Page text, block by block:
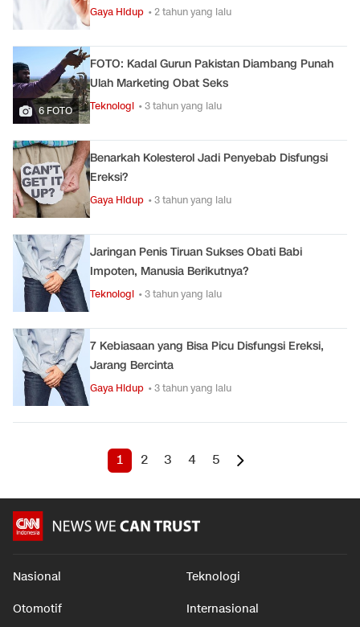
Gaya Hidup • 2 tahun yang lalu
6 FOTO
FOTO: Kadal Gurun Pakistan Diambang Punah
Ulah Marketing Obat Seks
Teknologi • 3 tahun yang lalu
Benarkah Kolesterol Jadi Penyebab Disfungsi
Ereksi?
Gaya Hidup • 3 tahun yang lalu
Jaringan Penis Tiruan Sukses Obati Babi
Impoten, Manusia Berikutnya?
Teknologi • 3 tahun yang lalu
7 Kebiasaan yang Bisa Picu Disfungsi Ereksi,
Jarang Bercinta
Gaya Hidup • 3 tahun yang lalu
1 2 3 4 5
Nasional Teknologi
Otomotif Internasional